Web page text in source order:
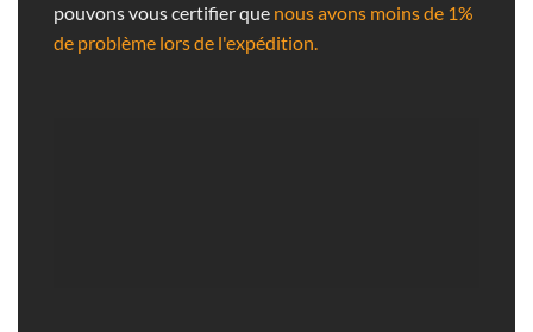
pouvons vous certifier que nous avons moins de 1%
de problème lors de l'expédition.